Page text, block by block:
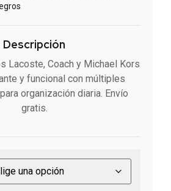
Descripción
Lacoste, Coach y Michael Kors
y funcional con múltiples
organización diaria. Envío
gratis.